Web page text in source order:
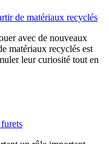
de matériaux recyclés
avec de nouveaux
matériaux recyclés est
leur curiosité tout en